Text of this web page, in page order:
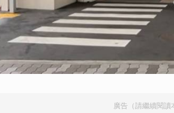
廣告（請繼續閱讀